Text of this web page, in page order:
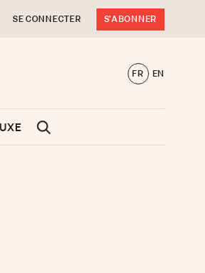
SE CONNECTER S'ABONNER
FR EN